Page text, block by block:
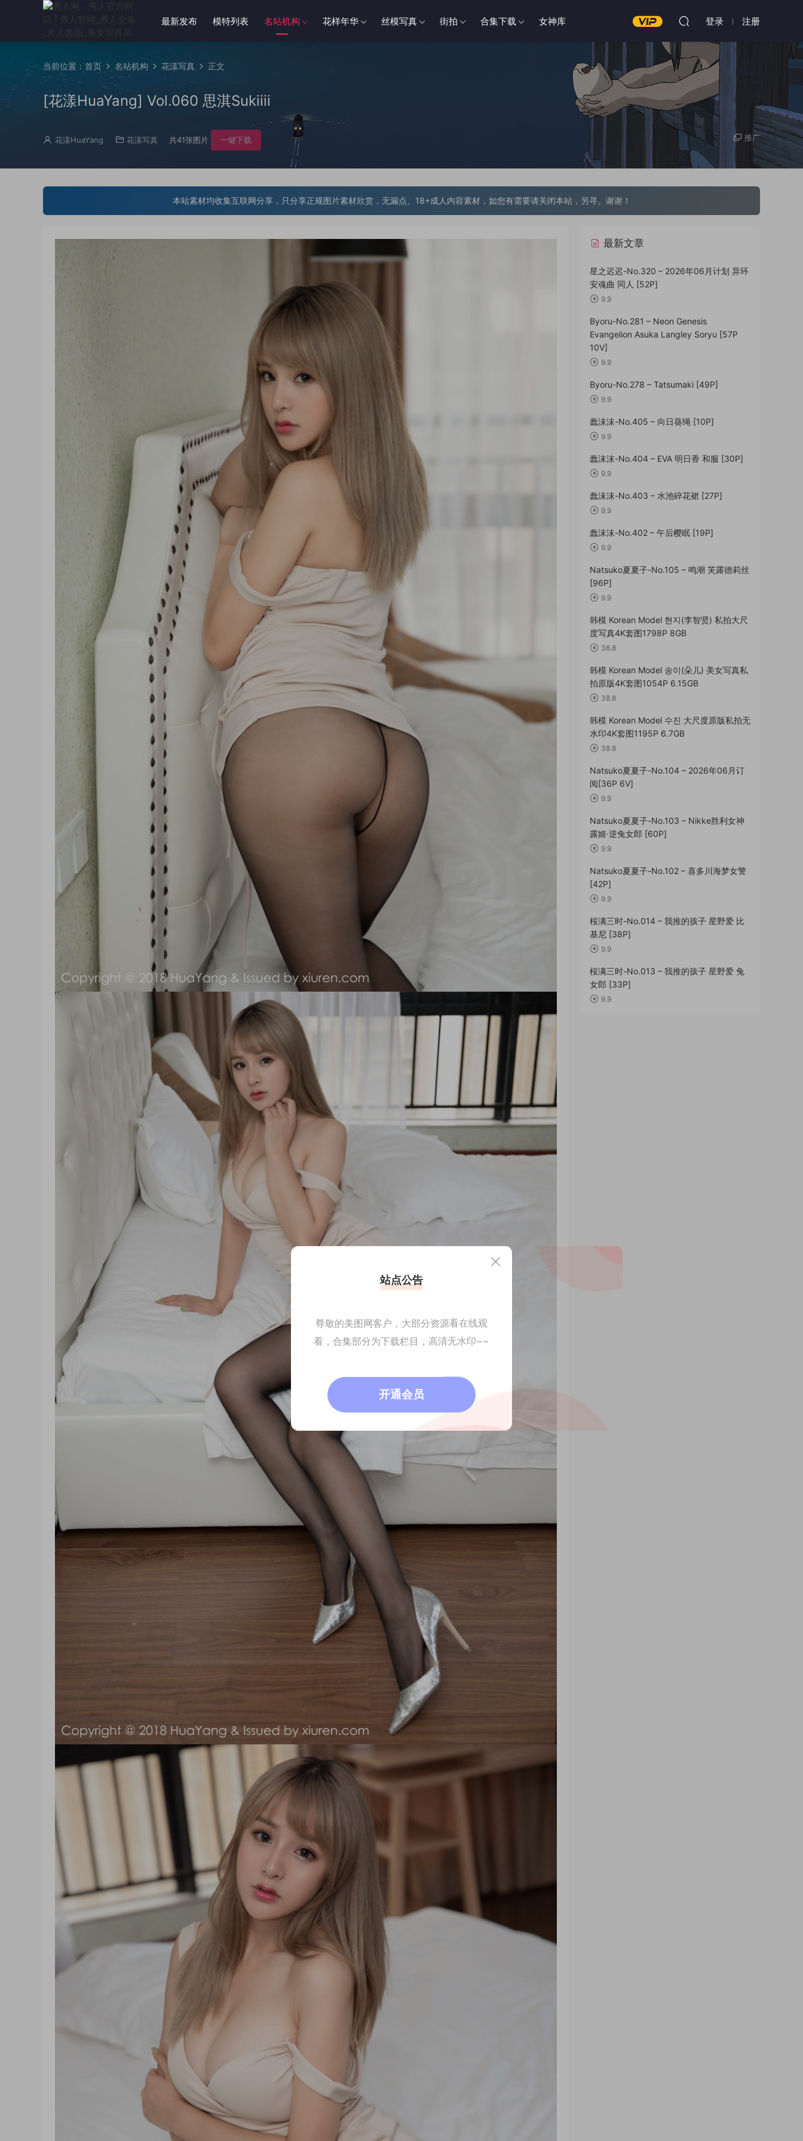
最新发布 模特列表 名站机构 花样年华 丝模写真 街拍 合集下载 女神库 登录 注册
当前位置：首页 名站机构 花漾写真 正文
[花漾HuaYang] Vol.060 思淇Sukiiii
花漾HuaYang 花漾写真 推广
共41张图片 一键下载
本站素材均收集互联网分享，只分享正规图片素材欣赏，无漏点、18+成人内容素材，如您有需要请关闭本站，另寻。谢谢！
最新文章
星之迟迟-No.320 – 2026年06月计划 异环
安魂曲 同人 [52P]
9.9
Byoru-No.281 – Neon Genesis
Evangelion Asuka Langley Soryu [57P
10V]
9.9
Byoru-No.278 – Tatsumaki [49P]
9.9
蠢沫沫-No.405 – 向日葵绳 [10P]
9.9
蠢沫沫-No.404 – EVA 明日香 和服 [30P]
9.9
蠢沫沫-No.403 – 水池碎花裙 [27P]
9.9
蠢沫沫-No.402 – 午后樱眠 [19P]
9.9
Natsuko夏夏子-No.105 – 鸣潮 芙露德莉丝
[96P]
9.9
韩模 Korean Model 현지(李智贤) 私拍大尺
度写真4K套图1798P 8GB
38.8
韩模 Korean Model 송이(朵儿) 美女写真私
拍原版4K套图1054P 6.15GB
38.8
韩模 Korean Model 수진 大尺度原版私拍无
水印4K套图1195P 6.7GB
38.8
Natsuko夏夏子-No.104 – 2026年06月订
阅[36P 6V]
9.9
Natsuko夏夏子-No.103 – Nikke胜利女神
露姬·逆兔女郎 [60P]
9.9
Natsuko夏夏子-No.102 – 喜多川海梦女警
[42P]
9.9
桜满三时-No.014 – 我推的孩子 星野爱 比
基尼 [38P]
9.9
桜满三时-No.013 – 我推的孩子 星野爱 兔
女郎 [33P]
9.9
站点公告
尊敬的美图网客户，大部分资源看在线观
看，合集部分为下载栏目，高清无水印~~
开通会员